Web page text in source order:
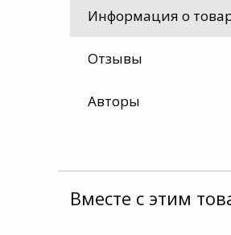
Информация о
Отзывы
Авторы
Вместе с этим